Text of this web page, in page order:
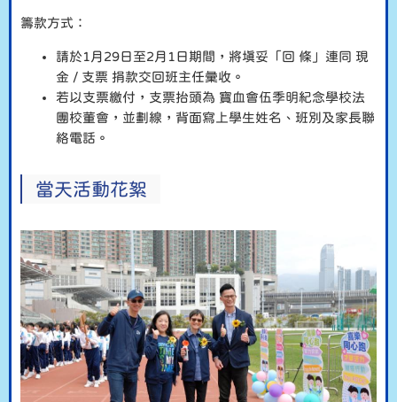
籌款方式：
請於1月29日至2月1日期間，將填妥「回 條」連同 現
金 / 支票 捐款交回班主任彙收。
若以支票繳付，支票抬頭為 寶血會伍季明紀念學校法
團校董會，並劃線，背面寫上學生姓名、班別及家長聯
絡電話。
當天活動花絮